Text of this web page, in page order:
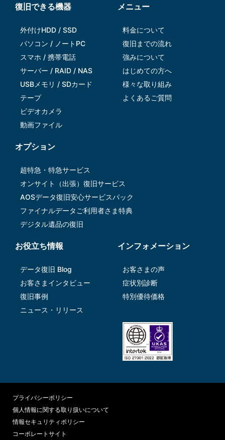
復旧できる機器
外付けHDD / SSD
パソコン / ノートPC
スマホ / 携帯電話
サーバー / RAID / NAS
USBメモリ / SDカード
テープ
ビデオカメラ
動画ファイル
メニュー
料金について
復旧までの流れ
強みについて
はじめての方へ
様々な取り組み
よくあるご質問
オプション
超特急・特急サービス
オンサイト（出張）復旧サービス
AOSデータ復旧安⼼サービスパック
ファイナルデータご利⽤者さま特典
デジタル遺品の復旧
お役立ち情報
データ復旧 Blog
お客さまインタビュー
復旧事例
ニュース・リリース
インフォメーション
お客さまの声
症状別診断
特別優待価格
プライバシーポリシー
個人情報に関する取り扱いについて
情報セキュリティポリシー
コーポレートサイト